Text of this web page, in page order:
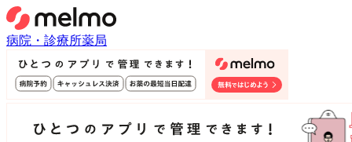
病院・診療所薬局